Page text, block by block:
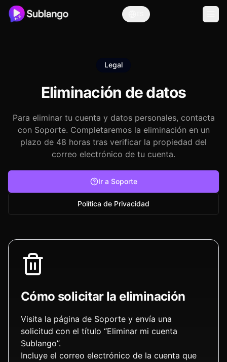
Legal
Eliminación de datos
Para eliminar tu cuenta y datos personales, contacta
con Soporte. Completaremos la eliminación en un
plazo de 48 horas tras verificar la propiedad del
correo electrónico de tu cuenta.
Ir a Soporte
Política de Privacidad
Cómo solicitar la eliminación
Visita la página de Soporte y envía una
solicitud con el título “Eliminar mi cuenta
Sublango”.
Incluye el correo electrónico de la cuenta que